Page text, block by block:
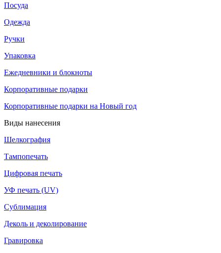
Посуда
Одежда
Ручки
Упаковка
Ежедневники и блокноты
Корпоративные подарки
Корпоративные подарки на Новый год
Виды нанесения
Шелкография
Тампопечать
Цифровая печать
УФ печать (UV)
Сублимация
Деколь и деколирование
Гравировка